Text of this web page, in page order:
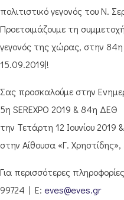
πολιτιστικό γεγονός του Ν.
Προετοιμάζουμε τη
γεγονός της χώρας, στην
15.09.2019|!
Σας προσκαλούμε στην
5η SEREXPO 2019 & 84η ΔΕΘ
την Τετάρτη 12 Ιουνίου
στην Αίθουσα «Γ.
Για περισσότερες
99724 | E: eves@eves.gr